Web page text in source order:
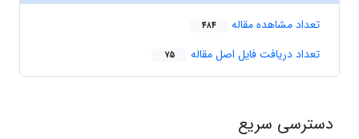
تعداد مشاهده مقاله 484
تعداد دریافت فایل اصل مقاله 75
دسترسی سریع